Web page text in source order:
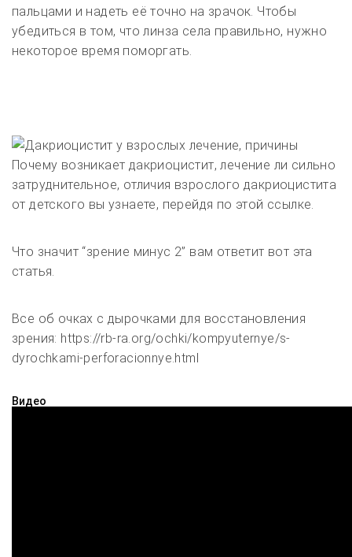
пальцами и надеть её точно на зрачок. Чтобы
убедиться в том, что линза села правильно, нужно
некоторое время поморгать.
Почему возникает дакриоцистит, лечение ли сильно
затруднительное, отличия взрослого дакриоцистита
от детского вы узнаете, перейдя по этой ссылке.
Что значит “зрение минус 2” вам ответит вот эта
статья.
Все об очках с дырочками для восстановления
зрения: https://rb-ra.org/ochki/kompyuternye/s-
dyrochkami-perforacionnye.html
Видео